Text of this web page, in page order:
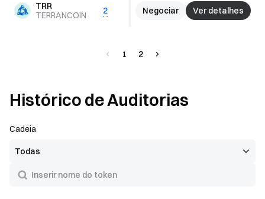
TRR
TERRANCOIN
2 BSC 0
Negociar Ver detalhes
1 2
Histórico de Auditorias
Cadeia